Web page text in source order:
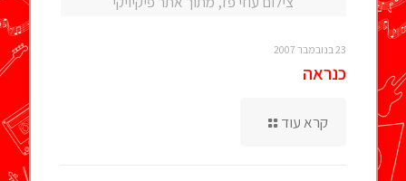
23 בנובמבר 2007
כנראה
קרא עוד